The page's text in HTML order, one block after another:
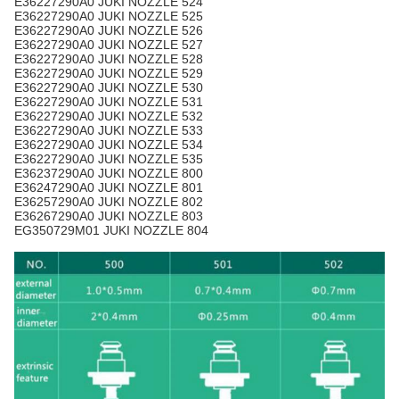
E36227290A0 JUKI NOZZLE 525
E36227290A0 JUKI NOZZLE 526
E36227290A0 JUKI NOZZLE 527
E36227290A0 JUKI NOZZLE 528
E36227290A0 JUKI NOZZLE 529
E36227290A0 JUKI NOZZLE 530
E36227290A0 JUKI NOZZLE 531
E36227290A0 JUKI NOZZLE 532
E36227290A0 JUKI NOZZLE 533
E36227290A0 JUKI NOZZLE 534
E36227290A0 JUKI NOZZLE 535
E36237290A0 JUKI NOZZLE 800
E36247290A0 JUKI NOZZLE 801
E36257290A0 JUKI NOZZLE 802
E36267290A0 JUKI NOZZLE 803
EG350729M01 JUKI NOZZLE 804